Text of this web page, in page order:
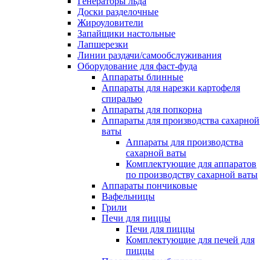
Доски разделочные
Жироуловители
Запайщики настольные
Лапшерезки
Линии раздачи/самообслуживания
Оборудование для фаст-фуда
Аппараты блинные
Аппараты для нарезки картофеля
спиралью
Аппараты для попкорна
Аппараты для производства сахарной
ваты
Аппараты для производства
сахарной ваты
Комплектующие для аппаратов
по производству сахарной ваты
Аппараты пончиковые
Вафельницы
Грили
Печи для пиццы
Печи для пиццы
Комплектующие для печей для
пиццы